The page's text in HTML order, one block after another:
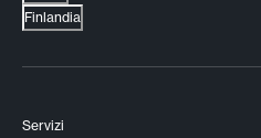
Finlandia
Servizi